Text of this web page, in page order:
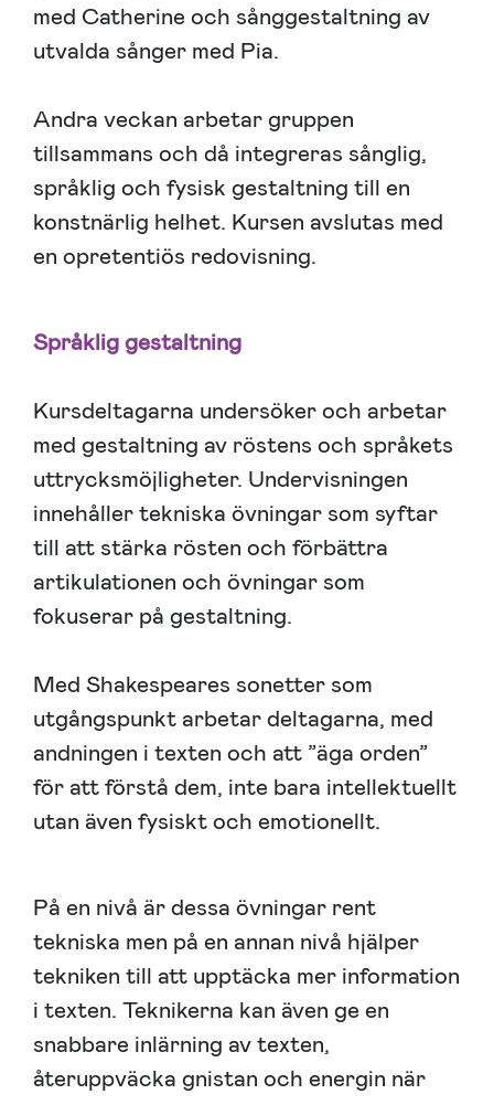
med Catherine och sånggestaltning av
utvalda sånger med Pia.
Andra veckan arbetar gruppen
tillsammans och då integreras sånglig,
språklig och fysisk gestaltning till en
konstnärlig helhet. Kursen avslutas med
en opretentiös redovisning.
Språklig gestaltning
Kursdeltagarna undersöker och arbetar
med gestaltning av röstens och språkets
uttrycksmöjligheter. Undervisningen
innehåller tekniska övningar som syftar
till att stärka rösten och förbättra
artikulationen och övningar som
fokuserar på gestaltning.
Med Shakespeares sonetter som
utgångspunkt arbetar deltagarna, med
andningen i texten och att ”äga orden”
för att förstå dem, inte bara intellektuellt
utan även fysiskt och emotionellt.
På en nivå är dessa övningar rent
tekniska men på en annan nivå hjälper
tekniken till att upptäcka mer information
i texten. Teknikerna kan även ge en
snabbare inlärning av texten,
återuppväcka gnistan och energin när